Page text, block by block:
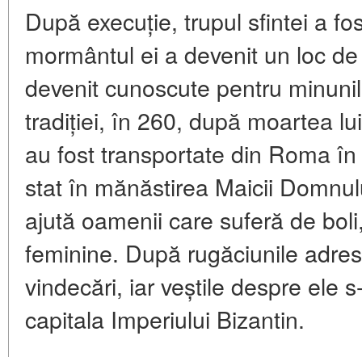
După execuție, trupul sfintei a
mormântul ei a devenit un loc
devenit cunoscute pentru
tradiției, în 260, după moartea
au fost transportate din Roma
stat în mănăstirea Maicii
ajută oamenii care suferă de
feminine. După rugăciunile
vindecări, iar veștile despre ele
capitala Imperiului Bizantin.